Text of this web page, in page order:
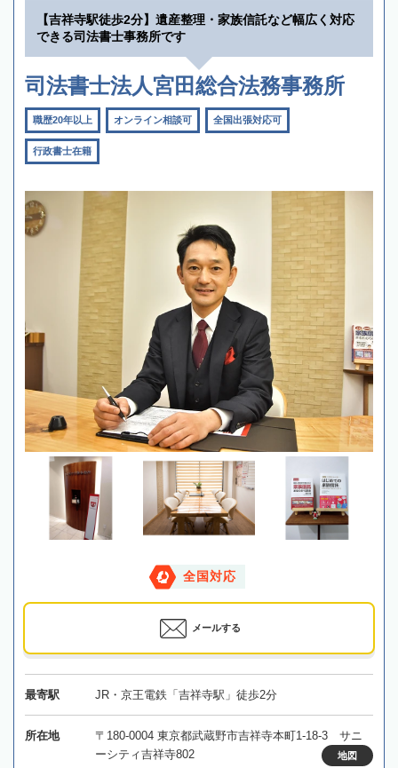
【吉祥寺駅徒歩2分】遺産整理・家族信託など幅広く対応
できる司法書士事務所です
司法書士法人宮田総合法務事務所
職歴20年以上 オンライン相談可 全国出張対応可
行政書士在籍
全国対応
メールする
最寄駅 JR・京王電鉄「吉祥寺駅」徒歩2分
所在地
〒180-0004 東京都武蔵野市吉祥寺本町1-18-3 サニ
ーシティ吉祥寺802
地図